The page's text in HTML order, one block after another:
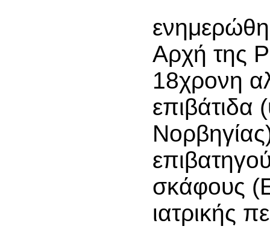
Αρχή της
18χρονη
επιβάτιδα
σκάφους
ιατρικής